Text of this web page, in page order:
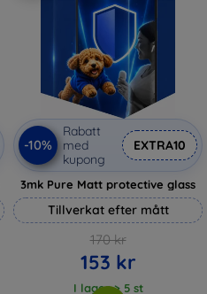
-10%
Rabatt
med
kupong
EXTRA10
3mk Pure Matt protective glass
Tillverkat efter mått
170 kr
153 kr
I lager > 5 st